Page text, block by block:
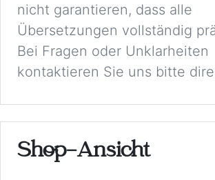
nicht garantieren, dass alle
Übersetzungen vollständig
Bei Fragen oder Unklarheiten
kontaktieren Sie uns bitte
Shop-Ansicht